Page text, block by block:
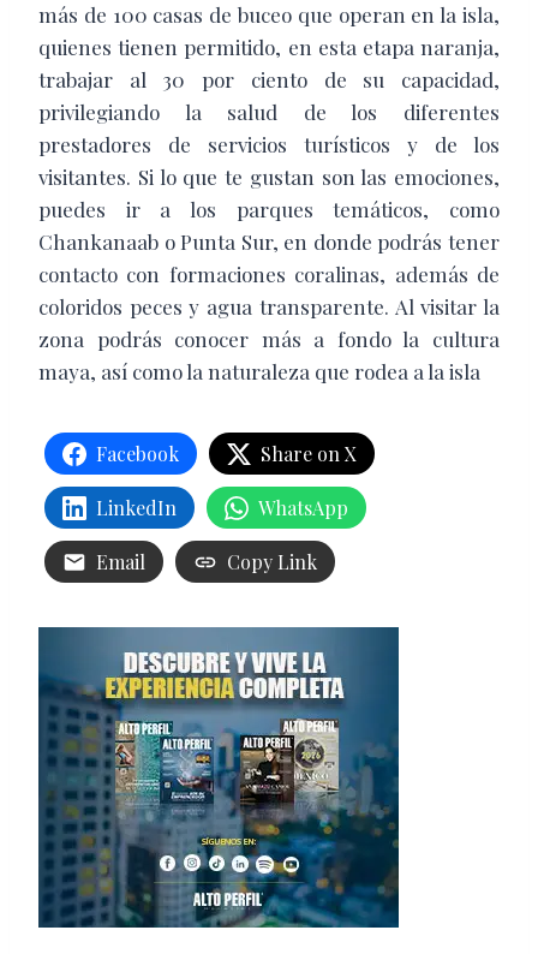
más de 100 casas de buceo que operan en la isla,
quienes tienen permitido, en esta etapa naranja,
trabajar al 30 por ciento de su capacidad,
privilegiando la salud de los diferentes
prestadores de servicios turísticos y de los
visitantes. Si lo que te gustan son las emociones,
puedes ir a los parques temáticos, como
Chankanaab o Punta Sur, en donde podrás tener
contacto con formaciones coralinas, además de
coloridos peces y agua transparente. Al visitar la
zona podrás conocer más a fondo la cultura
maya, así como la naturaleza que rodea a la isla
Facebook Share on X
LinkedIn WhatsApp
Email Copy Link